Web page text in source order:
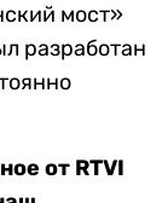
мост»
разработан
от RTVI